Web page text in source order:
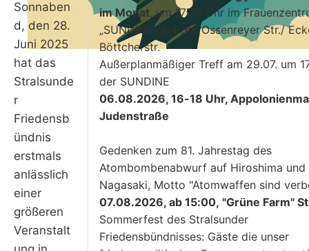
Sonnaben
d, den 28.
Juni 2025
hat das
Stralsunde
r
Friedensb
ündnis
erstmals
anlässlich
einer
größeren
Veranstalt
im Monat, um 17:30 Uhr im
„SUNDINE“ auf der Ossenreyer Str./
Böttcherstr.
Außerplanmäßiger Treff am 29.07. um
der SUNDINE
06.08.2026, 16-18 Uhr,
Judenstraße
Gedenken zum 81. Jahrestag des
Atombombenabwurf auf Hiroshima und
Nagasaki, Motto "Atomwaffen sind
07.08.2026, ab 15:00, "Grüne Farm"
Sommerfest des Stralsunder
Friedensbündnisses: Gäste die unser